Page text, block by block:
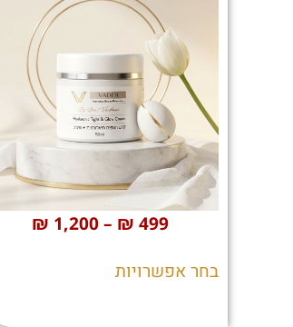
₪ 499
–
₪ 1,200
בחר אפשרויות